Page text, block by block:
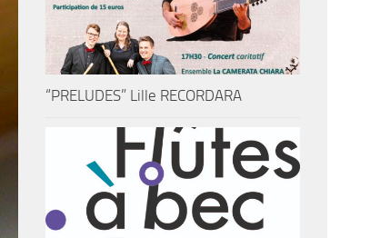
“PRELUDES” Lille RECORDARA